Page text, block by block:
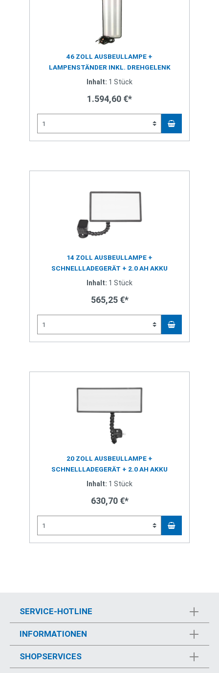
46 ZOLL AUSBEULLAMPE +
LAMPENSTÄNDER INKL. DREHGELENK
Inhalt: 1 Stück
1.594,60 €*
14 ZOLL AUSBEULLAMPE +
SCHNELLLADEGERÄT + 2.0 AH AKKU
Inhalt: 1 Stück
565,25 €*
20 ZOLL AUSBEULLAMPE +
SCHNELLLADEGERÄT + 2.0 AH AKKU
Inhalt: 1 Stück
630,70 €*
SERVICE-HOTLINE
INFORMATIONEN
SHOPSERVICES